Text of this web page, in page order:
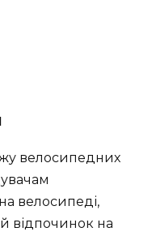
велосипедних
велосипеді,
відпочинок на